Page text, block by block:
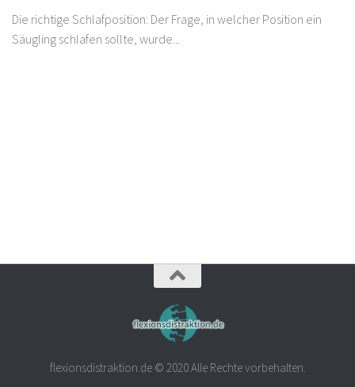
Die richtige Schlafposition: Der Frage, in welcher Position ein
Säugling schlafen sollte, wurde...
flexionsdistraktion.de © 2020 Alle Rechte vorbehalten.